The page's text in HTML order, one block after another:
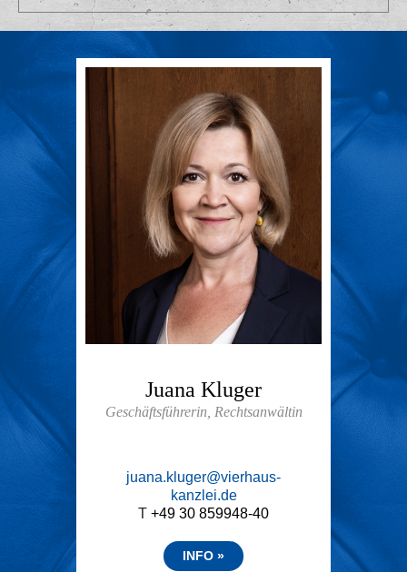
Juana Kluger
Geschäftsführerin, Rechtsanwältin
juana.kluger@vierhaus-
kanzlei.de
T +49 30 859948-40
INFO